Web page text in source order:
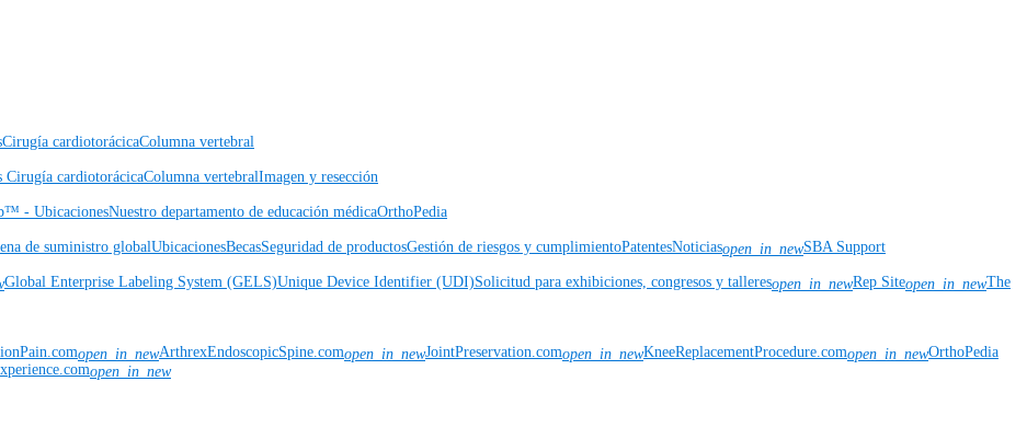
Cirugía cardiotorácicaColumna vertebral
Cirugía cardiotorácicaColumna vertebralImagen y resección
- UbicacionesNuestro departamento de educación médicaOrthoPedia
de suministro globalUbicacionesBecasSeguridad de productosGestión de riesgos y cumplimientoPatentesNoticiasopen_in_newSBA Support
Global Enterprise Labeling System (GELS)Unique Device Identifier (UDI)Solicitud para exhibiciones, congresos y talleresopen_in_newRep Siteopen_in_newThe
open_in_newArthrexEndoscopicSpine.comopen_in_newJointPreservation.comopen_in_newKneeReplacementProcedure.comopen_in_newOrthoPedia
open_in_new